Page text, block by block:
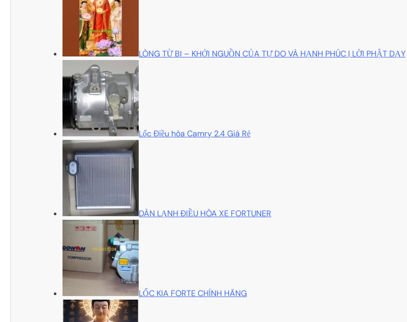
LÒNG TỪ BI – KHỞI NGUỒN CỦA TỰ DO VÀ HẠNH PHÚC | LỜI PHẬT DẠY
Lốc Điều hòa Camry 2.4 Giá Rẻ
DÀN LẠNH ĐIỀU HÒA XE FORTUNER
LỐC KIA FORTE CHÍNH HÃNG